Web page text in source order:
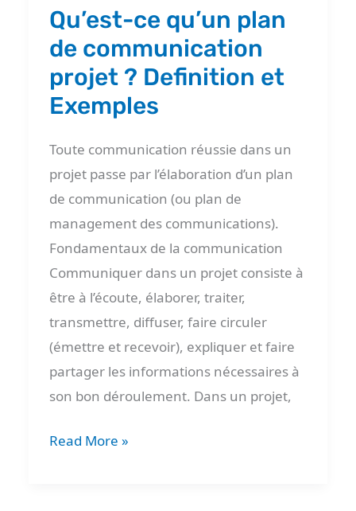
Qu’est-ce qu’un plan
de communication
projet ? Definition et
Exemples
Toute communication réussie dans un
projet passe par l’élaboration d’un plan
de communication (ou plan de
management des communications).
Fondamentaux de la communication
Communiquer dans un projet consiste à
être à l’écoute, élaborer, traiter,
transmettre, diffuser, faire circuler
(émettre et recevoir), expliquer et faire
partager les informations nécessaires à
son bon déroulement. Dans un projet,
?
Definition
et
Exemples
Read More »